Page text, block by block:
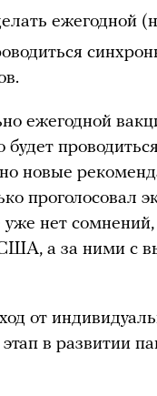
ежегодной
ежегодной
новые
проголосовал
нет сомнений,
а за ними с
от
в развитии